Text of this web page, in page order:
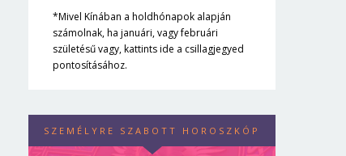
*Mivel Kínában a holdhónapok alapján
számolnak, ha januári, vagy februári
születésű vagy, kattints ide a csillagjegyed
pontosításához.
SZEMÉLYRE SZABOTT HOROSZKÓP